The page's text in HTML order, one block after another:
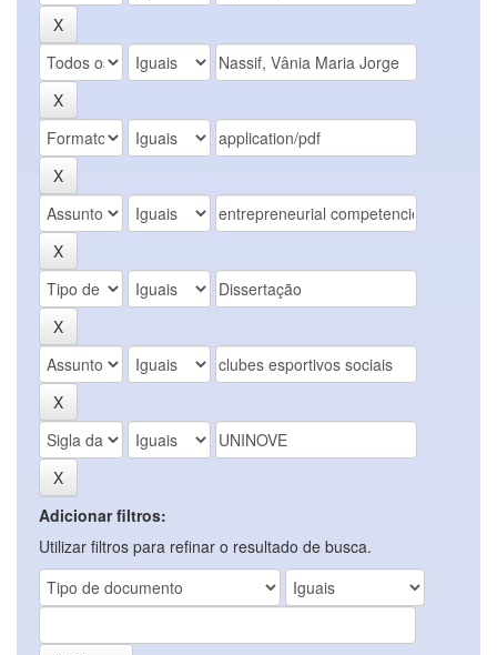
Adicionar filtros:
Utilizar filtros para refinar o resultado de busca.